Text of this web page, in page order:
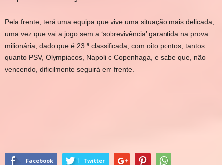
Pela frente, terá uma equipa que vive uma situação mais delicada,
uma vez que vai a jogo sem a ‘sobrevivência’ garantida na prova
milionária, dado que é 23.ª classificada, com oito pontos, tantos
quanto PSV, Olympiacos, Napoli e Copenhaga, e sabe que, não
vencendo, dificilmente seguirá em frente.
Facebook Twitter